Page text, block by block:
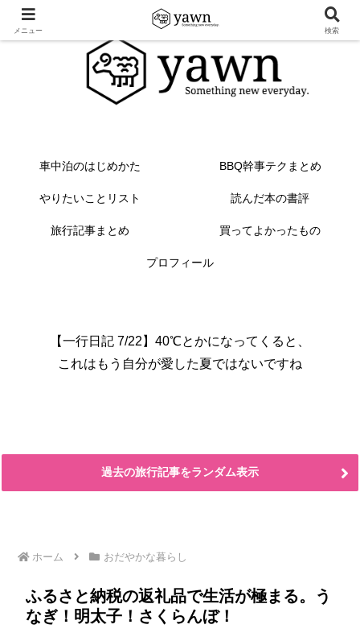
車中泊のはじめかた BBQ幹事テクまとめ
やりたいことリスト 読んだ本の書評
旅行記事まとめ 買ってよかったもの
プロフィール
【一行日記 7/22】40℃とかになってくると、
これはもう自分が愛した夏ではないですね
過去の旅行記事をランダム表示
ホーム おだやかな暮らし
ふるさと納税の返礼品で生活が極まる。う
なぎ！明太子！さくらんぼ！
メニュー 検索